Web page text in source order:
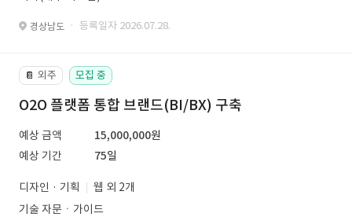
경상남도 · 등록일자 2026.07.28.
📔 외주 모집 중
O2O 플랫폼 통합 브랜드(BI/BX) 구축
예상 금액
15,000,000원
예상 기간
75일
디자인 · 기획
웹 외 2개
기술 자문ㆍ가이드